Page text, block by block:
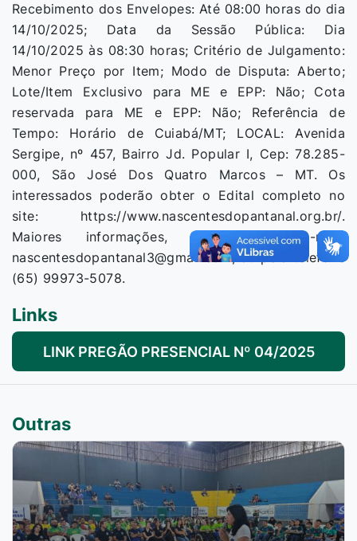
Recebimento dos Envelopes: Até 08:00 horas do dia
14/10/2025; Data da Sessão Pública: Dia
14/10/2025 às 08:30 horas; Critério de Julgamento:
Menor Preço por Item; Modo de Disputa: Aberto;
Lote/Item Exclusivo para ME e EPP: Não; Cota
reservada para ME e EPP: Não; Referência de
Tempo: Horário de Cuiabá/MT; LOCAL: Avenida
Sergipe, nº 457, Bairro Jd. Popular I, Cep: 78.285-
000, São José Dos Quatro Marcos – MT. Os
interessados poderão obter o Edital completo no
site: https://www.nascentesdopantanal.org.br/.
Maiores informações, através do e-mail:
nascentesdopantanal3@gmail.com, ou pelo telefone
(65) 99973-5078.
Links
LINK PREGÃO PRESENCIAL Nº 04/2025
Outras